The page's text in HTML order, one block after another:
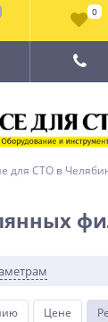
для СТО в
Цене
0